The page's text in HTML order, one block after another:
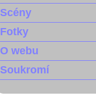
Scény
Fotky
O webu
Soukromí